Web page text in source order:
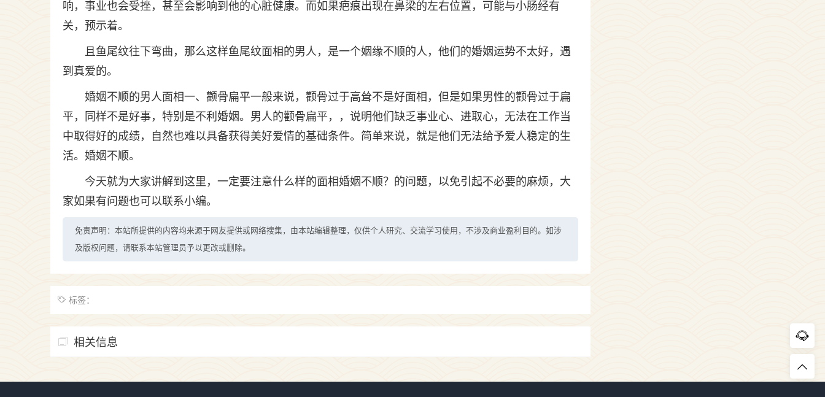
响，事业也会受挫，甚至会影响到他的心脏健康。而如果疤痕出现在鼻梁的左右位置，可能与小肠经有
关，预示着。
且鱼尾纹往下弯曲，那么这样鱼尾纹面相的男人，是一个姻缘不顺的人，他们的婚姻运势不太好，遇
到真爱的。
婚姻不顺的男人面相一、颧骨扁平一般来说，颧骨过于高耸不是好面相，但是如果男性的颧骨过于扁
平，同样不是好事，特别是不利婚姻。男人的颧骨扁平，，说明他们缺乏事业心、进取心，无法在工作当
中取得好的成绩，自然也难以具备获得美好爱情的基础条件。简单来说，就是他们无法给予爱人稳定的生
活。婚姻不顺。
今天就为大家讲解到这里，一定要注意什么样的面相婚姻不顺？的问题，以免引起不必要的麻烦，大
家如果有问题也可以联系小编。
免责声明：本站所提供的内容均来源于网友提供或网络搜集，由本站编辑整理，仅供个人研究、交流学习使用，不涉及商业盈利目的。如涉
及版权问题，请联系本站管理员予以更改或删除。
标签：
相关信息